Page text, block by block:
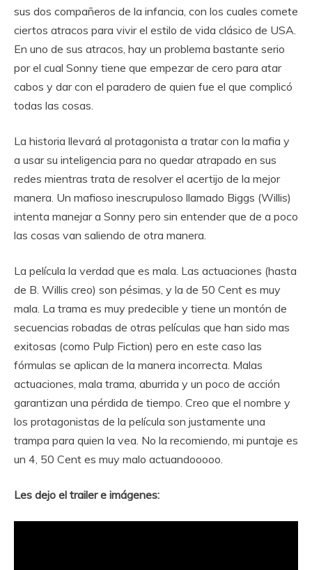
sus dos compañeros de la infancia, con los cuales comete
ciertos atracos para vivir el estilo de vida clásico de USA.
En uno de sus atracos, hay un problema bastante serio
por el cual Sonny tiene que empezar de cero para atar
cabos y dar con el paradero de quien fue el que complicó
todas las cosas.
La historia llevará al protagonista a tratar con la mafia y
a usar su inteligencia para no quedar atrapado en sus
redes mientras trata de resolver el acertijo de la mejor
manera. Un mafioso inescrupuloso llamado Biggs (Willis)
intenta manejar a Sonny pero sin entender que de a poco
las cosas van saliendo de otra manera.
La película la verdad que es mala. Las actuaciones (hasta
de B. Willis creo) son pésimas, y la de 50 Cent es muy
mala. La trama es muy predecible y tiene un montón de
secuencias robadas de otras películas que han sido mas
exitosas (como Pulp Fiction) pero en este caso las
fórmulas se aplican de la manera incorrecta. Malas
actuaciones, mala trama, aburrida y un poco de acción
garantizan una pérdida de tiempo. Creo que el nombre y
los protagonistas de la película son justamente una
trampa para quien la vea. No la recomiendo, mi puntaje es
un 4, 50 Cent es muy malo actuandooooo.
Les dejo el trailer e imágenes: